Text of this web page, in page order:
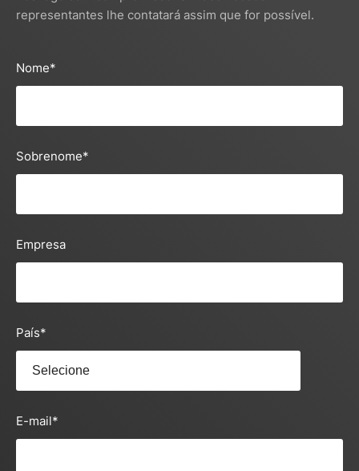
representantes lhe contatará assim que for possível.
Nome*
Sobrenome*
Empresa
País*
E-mail*